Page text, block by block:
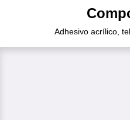
Adhesivo acrílico,